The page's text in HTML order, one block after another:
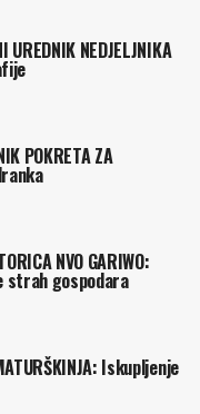
UREDNIK NEDJELJNIKA
POKRETA ZA
NVO GARIWO:
strah gospodara
Iskupljenje